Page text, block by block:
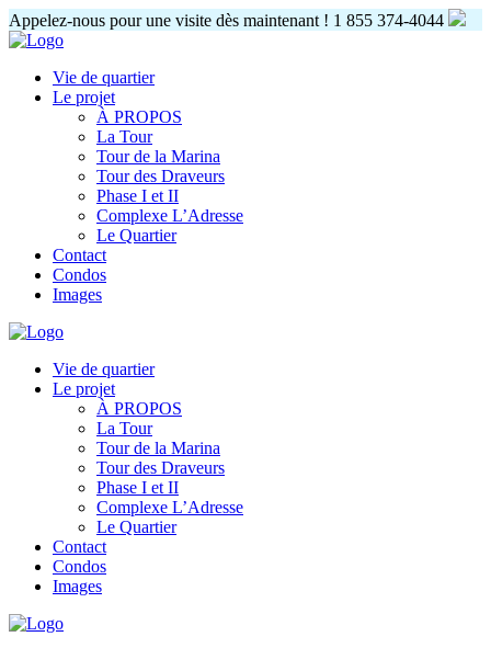
Appelez-nous pour une visite dès maintenant ! 1 855 374-4044
Vie de quartier
Le projet
À PROPOS
La Tour
Tour de la Marina
Tour des Draveurs
Phase I et II
Complexe L’Adresse
Le Quartier
Contact
Condos
Images
Vie de quartier
Le projet
À PROPOS
La Tour
Tour de la Marina
Tour des Draveurs
Phase I et II
Complexe L’Adresse
Le Quartier
Contact
Condos
Images